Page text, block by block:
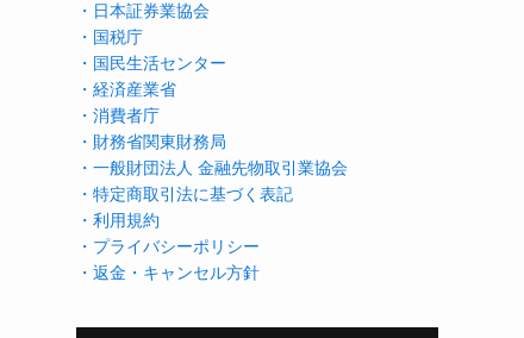
・日本証券業協会
・国税庁
・国民生活センター
・経済産業省
・消費者庁
・財務省関東財務局
・一般財団法人 金融先物取引業協会
・特定商取引法に基づく表記
・利用規約
・プライバシーポリシー
・返金・キャンセル方針